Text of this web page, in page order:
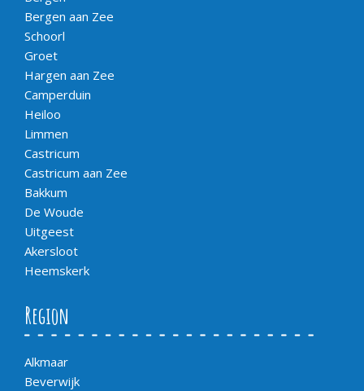
Bergen aan Zee
Schoorl
Groet
Hargen aan Zee
Camperduin
Heiloo
Limmen
Castricum
Castricum aan Zee
Bakkum
De Woude
Uitgeest
Akersloot
Heemskerk
Region
Alkmaar
Beverwijk